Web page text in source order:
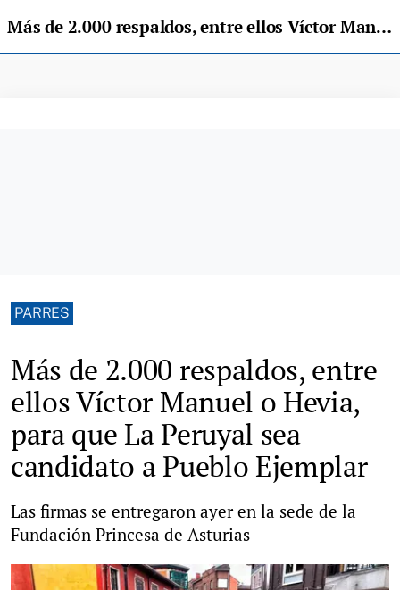
Más de 2.000 respaldos, entre ellos Víctor Manuel o Hevia, para que La Peruyal sea candidato a Pueblo Ejemplar
PARRES
Más de 2.000 respaldos, entre
ellos Víctor Manuel o Hevia,
para que La Peruyal sea
candidato a Pueblo Ejemplar
Las firmas se entregaron ayer en la sede de la
Fundación Princesa de Asturias